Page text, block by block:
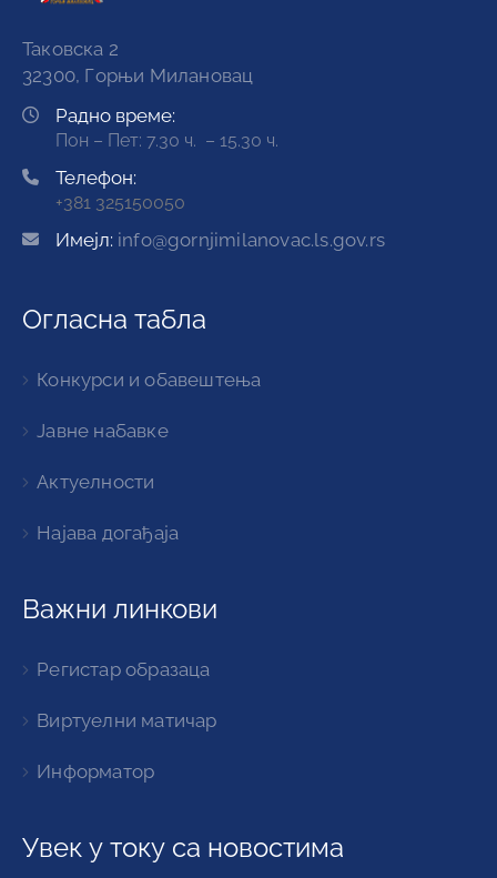
Таковска 2
32300, Горњи Милановац
Радно време:
Пон – Пет: 7.30 ч. – 15.30 ч.
Телефон:
+381 325150050
Имејл: info@gornjimilanovac.ls.gov.rs
Огласна табла
Конкурси и обавештења
Јавне набавке
Актуелности
Најава догађаја
Важни линкови
Регистар образаца
Виртуелни матичар
Информатор
Увек у току са новостима